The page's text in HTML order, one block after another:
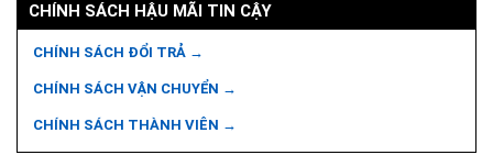
CHÍNH SÁCH HẬU MÃI TIN CẬY
CHÍNH SÁCH ĐỔI TRẢ →
CHÍNH SÁCH VẬN CHUYỂN →
CHÍNH SÁCH THÀNH VIÊN →